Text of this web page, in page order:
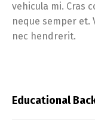
vehicula mi. Cras
neque semper et.
nec hendrerit.
Educational